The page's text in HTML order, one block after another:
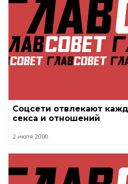
Соцсети отвлекают
секса и отношений
2 июля 20:00